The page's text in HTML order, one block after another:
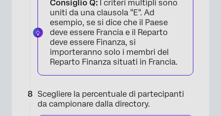
×
Consiglio Q: I criteri multipli sono
uniti da una clausola "E". Ad
esempio, se si dice che il Paese
deve essere Francia e il Reparto
deve essere Finanza, si
importeranno solo i membri del
Reparto Finanza situati in Francia.
Scegliere la percentuale di partecipanti
da campionare dalla directory.